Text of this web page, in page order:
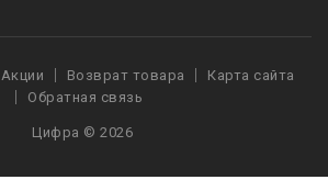
Акции Возврат товара
Карта сайта
Обратная связь
Цифра © 2026